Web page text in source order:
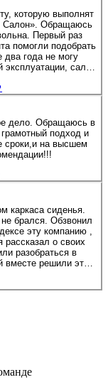
которую выполнят
Салон». Обращаюсь
Первый раз
помогли подобрать
два года не могу
салон
своего дела!
дело. Обращаюсь в
подход и
сроки,и на высшем
каркаса сиденья.
брался. Обзвонил
эту компанию ,
о своих
разобраться в
и через 2 дня мне